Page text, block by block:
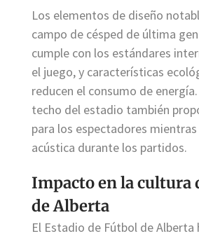
Los elementos de diseño
campo de césped de última
cumple con los estándares
el juego, y características
reducen el consumo de
techo del estadio también
para los espectadores
acústica durante los partidos.
Impacto en la cultura
de Alberta
El Estadio de Fútbol de Alberta